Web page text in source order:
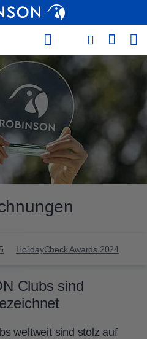
HolidayCheck Awards 2024
Clubs sind
weltweit sind stolz auf